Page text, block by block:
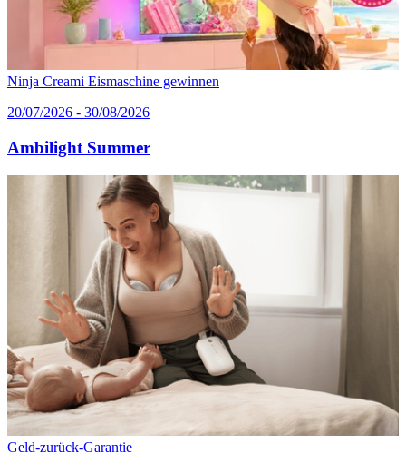
Ninja Creami Eismaschine gewinnen
20/07/2026 - 30/08/2026
Ambilight Summer
Geld-zurück-Garantie